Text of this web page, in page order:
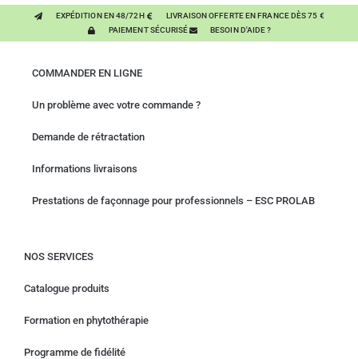
EXPÉDITION EN 48/72H
LIVRAISON OFFERTE EN FRANCE DÈS 75 €
PAIEMENT SÉCURISÉ
BESOIN D'AIDE ?
COMMANDER EN LIGNE
Un problème avec votre commande ?
Demande de rétractation
Informations livraisons
Prestations de façonnage pour professionnels – ESC PROLAB
NOS SERVICES
Catalogue produits
Formation en phytothérapie
Programme de fidélité